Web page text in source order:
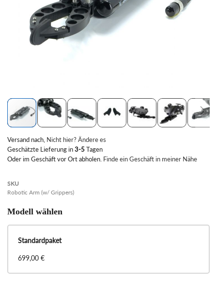
Versand nach, Nicht hier? Ändere es
Geschätzte Lieferung in3-5Tagen
Oder im Geschäft vor Ort abholen. Finde ein Geschäft in meiner Nähe
SKU
Robotic Arm (w/ Grippers)
Modell wählen
Standardpaket
699,00 €
Anfang
der
Bildgalerie